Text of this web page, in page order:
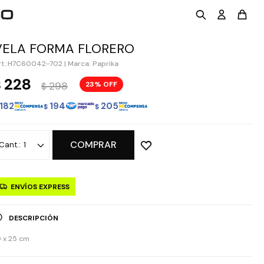
FORMA FLORERO
H7C60042-702 | Marca: Paprika
228 $ 298 23
182 $ 194 $ 205
1 COMPRAR
ENVÍOS EXPRESS
DESCRIPCIÓN
x 25 cm